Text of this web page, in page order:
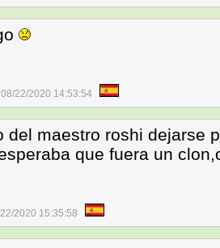
08/22/2020 14:53:54
del maestro roshi dejarse
que fuera un
2020 15:35:58